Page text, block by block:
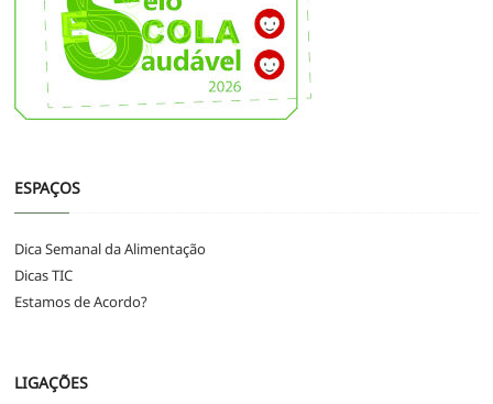
ESPAÇOS
Dica Semanal da Alimentação
Dicas TIC
Estamos de Acordo?
LIGAÇÕES